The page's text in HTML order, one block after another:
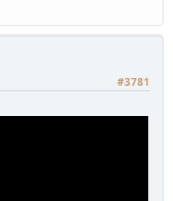
#3781